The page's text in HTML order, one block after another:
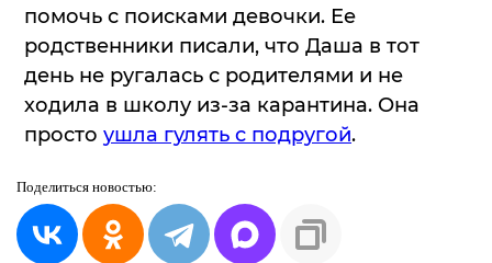
помочь с поисками девочки. Ее
родственники писали, что Даша в тот
день не ругалась с родителями и не
ходила в школу из-за карантина. Она
просто ушла гулять с подругой.
Поделиться новостью: